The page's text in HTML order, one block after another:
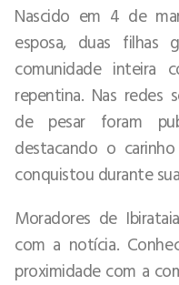
Nascido em 4 de
esposa, duas filhas
comunidade inteira
repentina. Nas redes
de pesar foram
destacando o
conquistou durante
Moradores de
com a notícia.
proximidade com a